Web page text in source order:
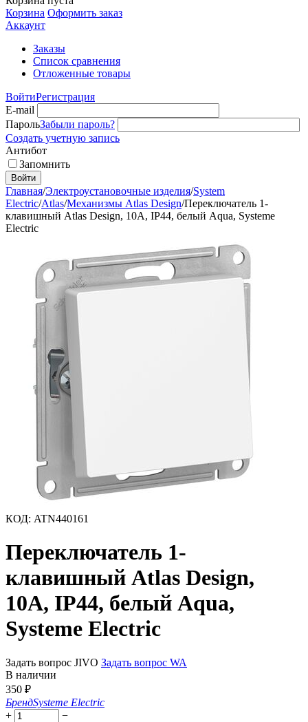
Корзина Оформить заказ
Аккаунт
Заказы
Список сравнения
Отложенные товары
ВойтиРегистрация
E-mail
ПарольЗабыли пароль?
Создать учетную запись
Антибот
Запомнить
Войти
Главная/Электроустановочные изделия/System
Electric/Atlas/Механизмы Atlas Design/Переключатель 1-
клавишный Atlas Design, 10A, IP44, белый Aqua, Systeme
Electric
КОД: ATN440161
Переключатель 1-
клавишный Atlas Design,
10A, IP44, белый Aqua,
Systeme Electric
Задать вопрос JIVO Задать вопрос WA
В наличии
350 ₽
БрендSysteme Electric
+
−